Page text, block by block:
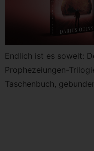
Endlich ist es soweit:
Prophezeiungen-
Taschenbuch,